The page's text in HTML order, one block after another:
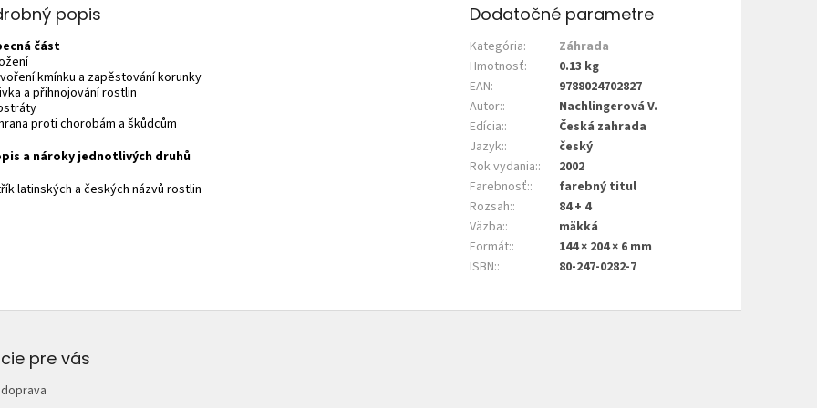
popis
část
kmínku a zapěstování korunky
a přihnojování rostlin
proti chorobám a škůdcům
a nároky jednotlivých druhů
latinských a českých názvů rostlin
Dodatočné parametre
Kategória:
Záhrada
Hmotnosť:
0.13 kg
EAN:
9788024702827
Autor::
Nachlingerová V.
Edícia::
Česká zahrada
Jazyk::
český
Rok vydania::
2002
Farebnosť::
farebný titul
Rozsah::
84 + 4
Väzba::
mäkká
Formát::
144 × 204 × 6 mm
ISBN:: 80-247-0282-7
pre vás